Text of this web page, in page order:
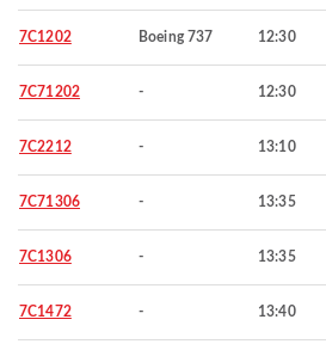
7C1202 Boeing 737 12:30
7C71202 - 12:30
7C2212 - 13:10
7C71306 - 13:35
7C1306 - 13:35
7C1472 - 13:40